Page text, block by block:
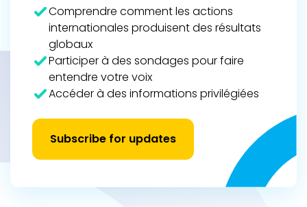
Comprendre comment les actions
internationales produisent des résultats
globaux
Participer à des sondages pour faire
entendre votre voix
Accéder à des informations privilégiées
Subscribe for updates